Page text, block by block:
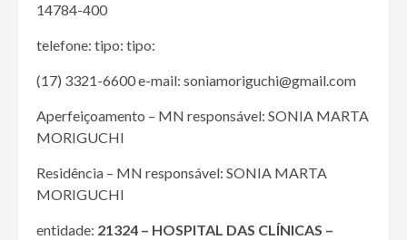
14784-400
telefone: tipo: tipo:
(17) 3321-6600 e-mail: soniamoriguchi@gmail.com
Aperfeiçoamento – MN responsável: SONIA MARTA
MORIGUCHI
Residência – MN responsável: SONIA MARTA
MORIGUCHI
entidade: 21324 – HOSPITAL DAS CLÍNICAS –